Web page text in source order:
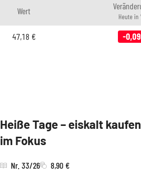
Wert
Heute in
47,18 € -0,09
Heiße Tage – eiskalt
im Fokus
Nr. 33/26 8,90 €